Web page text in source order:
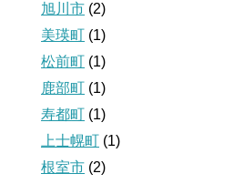
旭川市 (2)
美瑛町 (1)
松前町 (1)
鹿部町 (1)
寿都町 (1)
上士幌町 (1)
根室市 (2)